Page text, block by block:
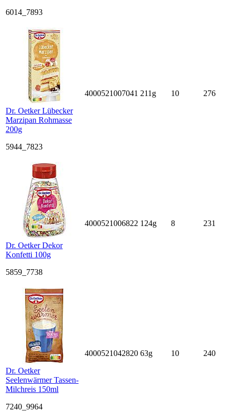
6014_7893
Dr. Oetker Lübecker
Marzipan Rohmasse
200g
5944_7823
4000521007041 211g 10 276
Dr. Oetker Dekor
Konfetti 100g
5859_7738
4000521006822 124g 8 231
Dr. Oetker
Seelenwärmer Tassen-
Milchreis 150ml
7240_9964
4000521042820 63g 10 240